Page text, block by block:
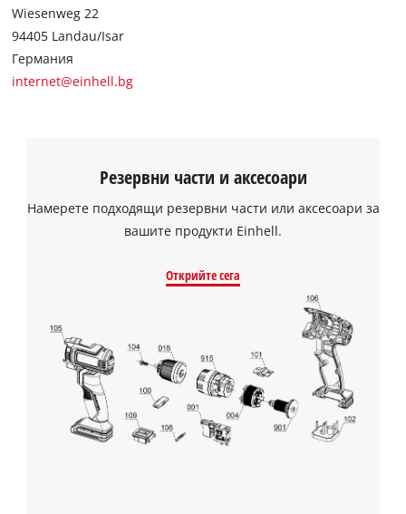
например. Решетката за шлайфане е идеална за
изглаждане на шпакловка и неравности в конструкциите от
гипсокартон, както по стени, така и по тавани или подови
покрития, както и за отстраняване на остатъци от тапети,
Wiesenweg 22
94405 Landau/Isar
Германия
internet@einhell.bg
Резервни части и аксесоари
Намерете подходящи резервни части или аксесоари за
вашите продукти Einhell.
Открийте сега